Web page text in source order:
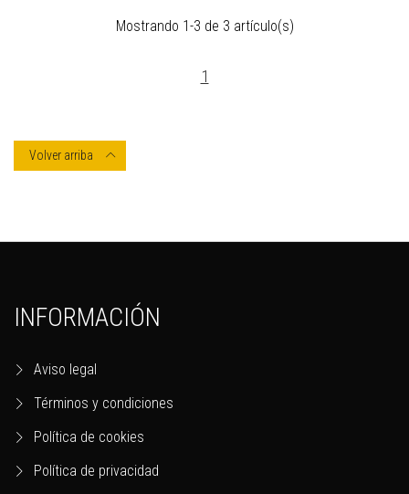
Mostrando 1-3 de 3 artículo(s)
1
Volver arriba 
INFORMACIÓN
Aviso legal
Términos y condiciones
Política de cookies
Política de privacidad